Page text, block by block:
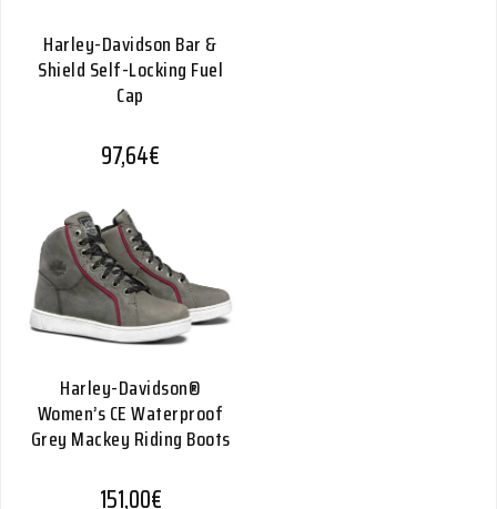
Harley-Davidson Bar &
Shield Self-Locking Fuel
Cap
97,64€
Harley-Davidson®
Women’s CE Waterproof
Grey Mackey Riding Boots
151,00€